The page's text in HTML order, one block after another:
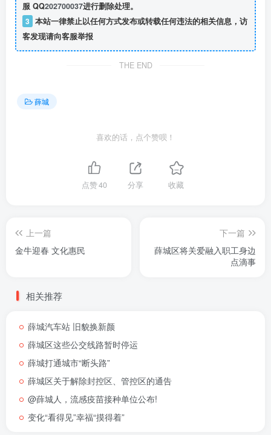
服 QQ202700037进行删除处理。
3 本站一律禁止以任何方式发布或转载任何违法的相关信息，访
客发现请向客服举报
THE END
薛城
喜欢的话，点个赞呗！
点赞40 分享 收藏
上一篇
金牛迎春 文化惠民
下一篇
薛城区将关爱融入职工身边
点滴事
相关推荐
薛城汽车站 旧貌换新颜
薛城区这些公交线路暂时停运
薛城打通城市“断头路”
薛城区关于解除封控区、管控区的通告
@薛城人，流感疫苗接种单位公布!
变化“看得见”幸福“摸得着”